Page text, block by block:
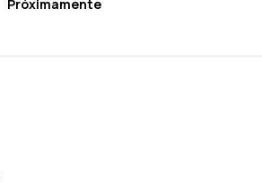
Próximamente